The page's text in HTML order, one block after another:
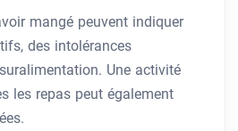
mangé peuvent indiquer
des intolérances
Une activité
les repas peut également